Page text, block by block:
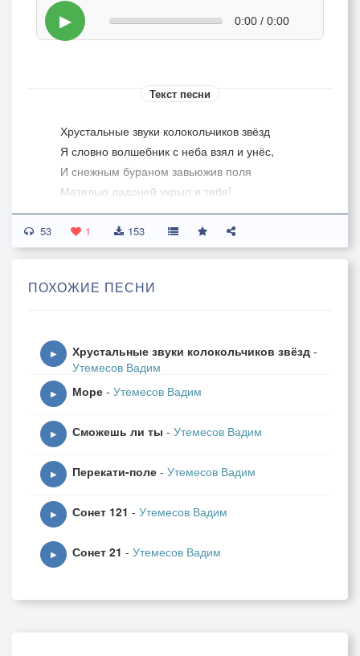
▶ 0:00 / 0:00
Текст песни
Хрустальные звуки колокольчиков звёзд
Я словно волшебник с неба взял и унёс,
И снежным бураном завьюжив поля
Метелью ладоней укрыл я тебя!
С неба сниму я солнца кольцо
И тебе подарю я его,
Ты меня полюби!
53 1 153
ПОХОЖИЕ ПЕСНИ
▶ Хрустальные звуки колокольчиков звёзд -
Утемесов Вадим
▶ Море - Утемесов Вадим
▶ Сможешь ли ты - Утемесов Вадим
▶ Перекати-поле - Утемесов Вадим
▶ Сонет 121 - Утемесов Вадим
▶ Сонет 21 - Утемесов Вадим